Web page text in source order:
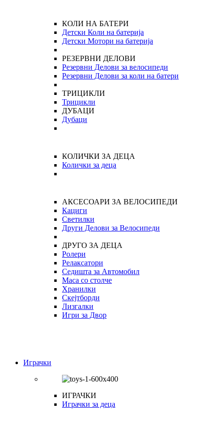
КОЛИ НА БАТЕРИ
Детски Коли на батерија
Детски Мотори на батерија
РЕЗЕРВНИ ДЕЛОВИ
Резервни Делови за велосипеди
Резервни Делови за коли на батери
ТРИЦИКЛИ
Трицикли
ДУБАЦИ
Дубаци
КОЛИЧКИ ЗА ДЕЦА
Колички за деца
АКСЕСОАРИ ЗА ВЕЛОСИПЕДИ
Кациги
Светилки
Други Делови за Велосипеди
ДРУГО ЗА ДЕЦА
Ролери
Релаксатори
Седишта за Автомобил
Маса со столче
Хранилки
Скејтборди
Лизгалки
Игри за Двор
Играчки
ИГРАЧКИ
Играчки за деца